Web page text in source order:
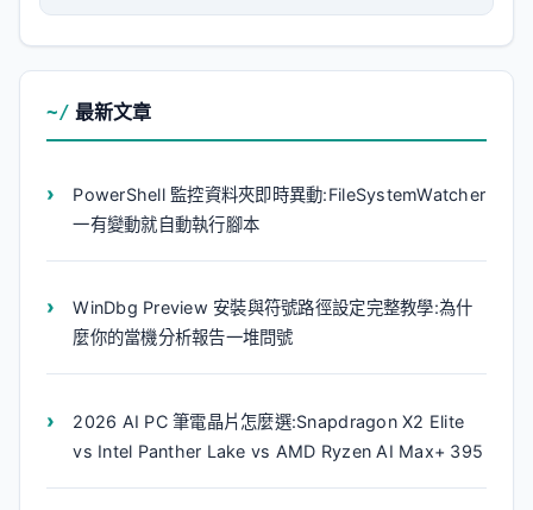
最新文章
PowerShell 監控資料夾即時異動:FileSystemWatcher
一有變動就自動執行腳本
WinDbg Preview 安裝與符號路徑設定完整教學:為什
麼你的當機分析報告一堆問號
2026 AI PC 筆電晶片怎麼選:Snapdragon X2 Elite
vs Intel Panther Lake vs AMD Ryzen AI Max+ 395